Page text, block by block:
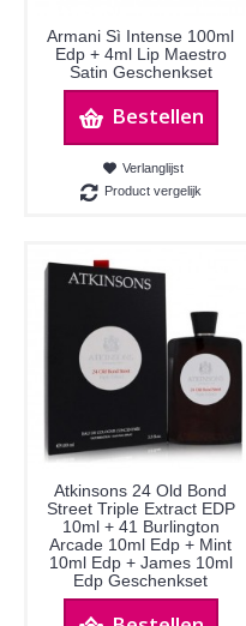
Armani Sì Intense 100ml
Edp + 4ml Lip Maestro
Satin Geschenkset
Bestellen
Verlanglijst
Product vergelijk
Atkinsons 24 Old Bond
Street Triple Extract EDP
10ml + 41 Burlington
Arcade 10ml Edp + Mint
10ml Edp + James 10ml
Edp Geschenkset